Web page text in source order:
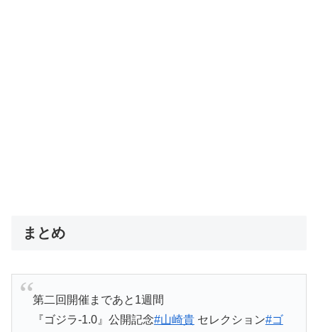
まとめ
第二回開催まであと1週間
『ゴジラ‐1.0』公開記念#山崎貴セレクション#ゴ